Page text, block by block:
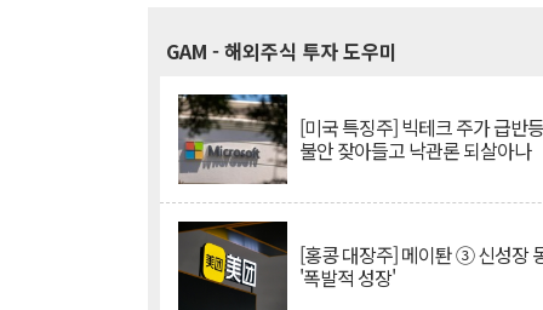
GAM - 해외주식 투자 도우미
[미국 특징주] 빅테크 주가 급반
불안 잦아들고 낙관론 되살아나
[홍콩 대장주] 메이퇀 ③ 신성장
'폭발적 성장'